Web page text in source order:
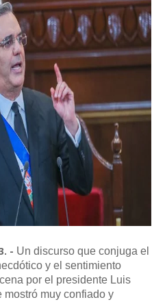
- Un discurso que conjuga el
y el sentimiento
por el presidente Luis
mostró muy confiado y